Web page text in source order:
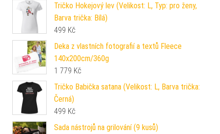
Tričko Hokejový lev (Velikost: L, Typ: pro ženy,
Barva trička: Bílá)
499 Kč
Deka z vlastních fotografií a textů Fleece
140x200cm/360g
1 779 Kč
Tričko Babička satana (Velikost: L, Barva trička:
Černá)
499 Kč
Sada nástrojů na grilování (9 kusů)